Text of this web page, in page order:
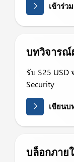
เข้าร่ว
บทวิจาร
รับ $25
Security
เขียน
บล็อกภาย